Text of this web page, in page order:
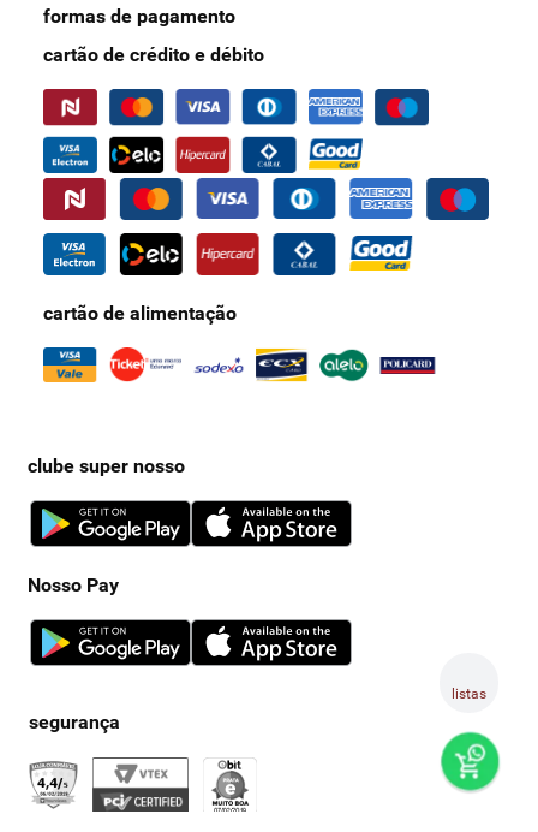
listas
formas de pagamento
cartão de crédito e débito
cartão de alimentação
clube super nosso
Nosso Pay